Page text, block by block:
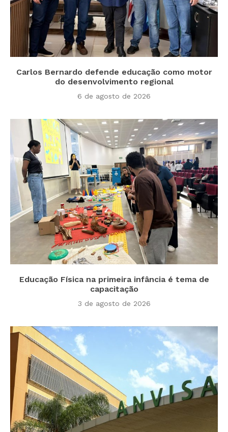
Carlos Bernardo defende educação como motor
do desenvolvimento regional
6 de agosto de 2026
Educação Física na primeira infância é tema de
capacitação
3 de agosto de 2026